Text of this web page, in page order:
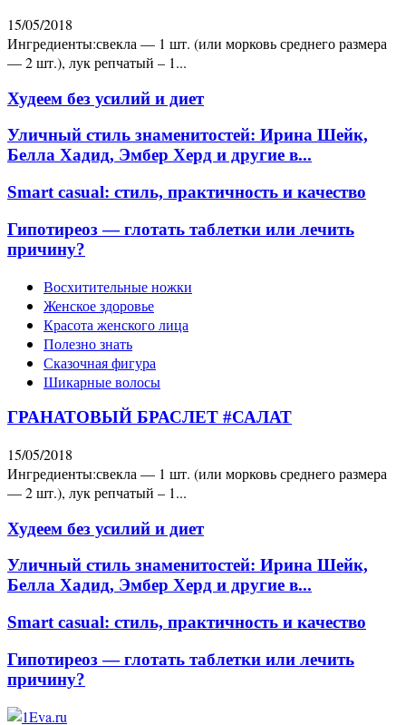
15/05/2018
Ингредиенты:свекла — 1 шт. (или морковь среднего размера
— 2 шт.), лук репчатый – 1...
Худеем без усилий и диет
Уличный стиль знаменитостей: Ирина Шейк,
Белла Хадид, Эмбер Херд и другие в...
Smart casual: стиль, практичность и качество
Гипотиреоз — глотать таблетки или лечить
причину?
Восхитительные ножки
Женское здоровье
Красота женского лица
Полезно знать
Сказочная фигура
Шикарные волосы
ГРАНАТОВЫЙ БРАСЛЕТ #САЛАТ
15/05/2018
Ингредиенты:свекла — 1 шт. (или морковь среднего размера
— 2 шт.), лук репчатый – 1...
Худеем без усилий и диет
Уличный стиль знаменитостей: Ирина Шейк,
Белла Хадид, Эмбер Херд и другие в...
Smart casual: стиль, практичность и качество
Гипотиреоз — глотать таблетки или лечить
причину?